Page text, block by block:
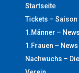
Startseite
Tickets – Saison
1.Männer – News
1.Frauen – News
Nachwuchs –